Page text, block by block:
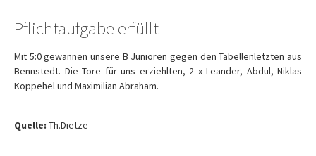
Pflichtaufgabe erfüllt
Mit 5:0 gewannen unsere B Junioren gegen den Tabellenletzten aus
Bennstedt. Die Tore für uns erziehlten, 2 x Leander, Abdul, Niklas
Koppehel und Maximilian Abraham.
Quelle: Th.Dietze